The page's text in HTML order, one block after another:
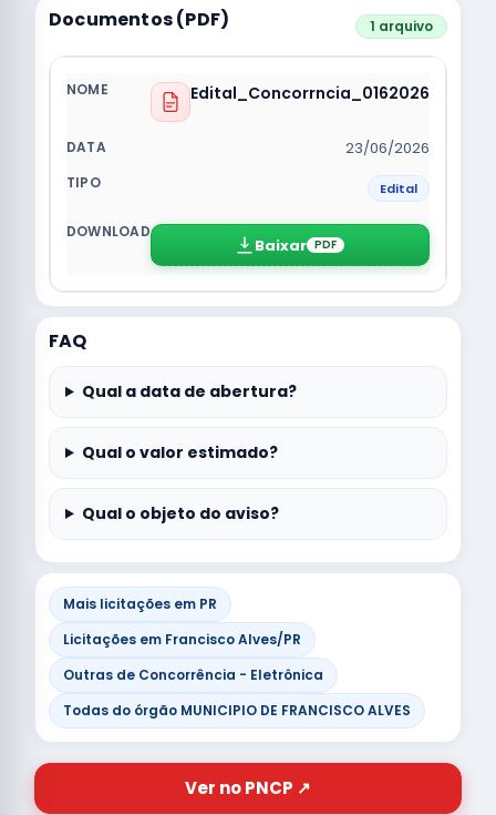
Documentos (PDF) 1 arquivo
Edital_Concorrncia_0162026
23/06/2026
Edital
Baixar PDF
FAQ
Qual a data de abertura?
Qual o valor estimado?
Qual o objeto do aviso?
Mais licitações em PR
Licitações em Francisco Alves/PR
Outras de Concorrência - Eletrônica
Todas do órgão MUNICIPIO DE FRANCISCO ALVES
Ver no PNCP ↗